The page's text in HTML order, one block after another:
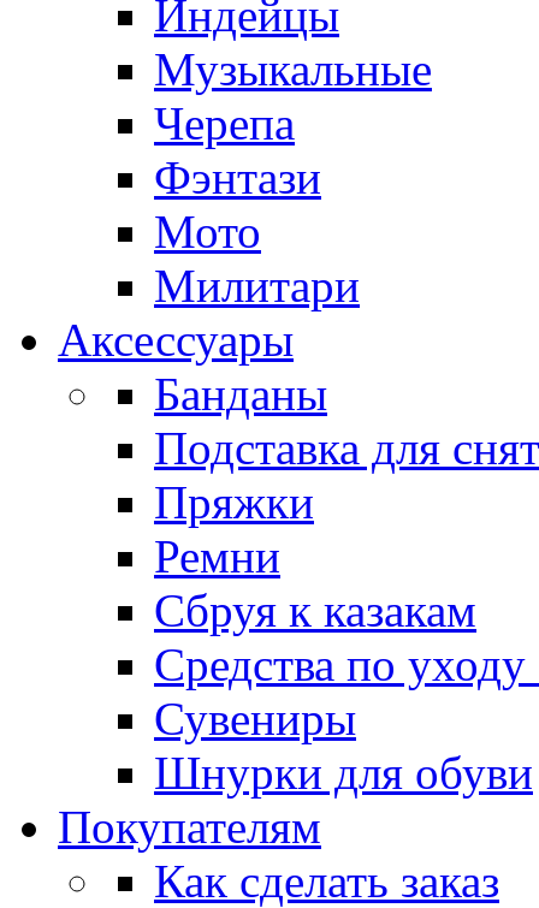
Индейцы
Музыкальные
Черепа
Фэнтази
Мото
Милитари
Аксессуары
Банданы
Подставка для
Пряжки
Ремни
Сбруя к казакам
Средства по
Сувениры
Шнурки для обуви
Покупателям
Как сделать заказ